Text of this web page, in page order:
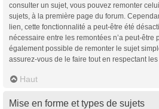
consulter un sujet, vous pouvez remonter
sujets, à la première page du forum.
lien, cette fonctionnalité a peut-être été
nécessaire entre les remontées n’a peut-être
également possible de remonter le sujet
assurez-vous de le faire tout en respectant les
Haut
Mise en forme et types de sujets